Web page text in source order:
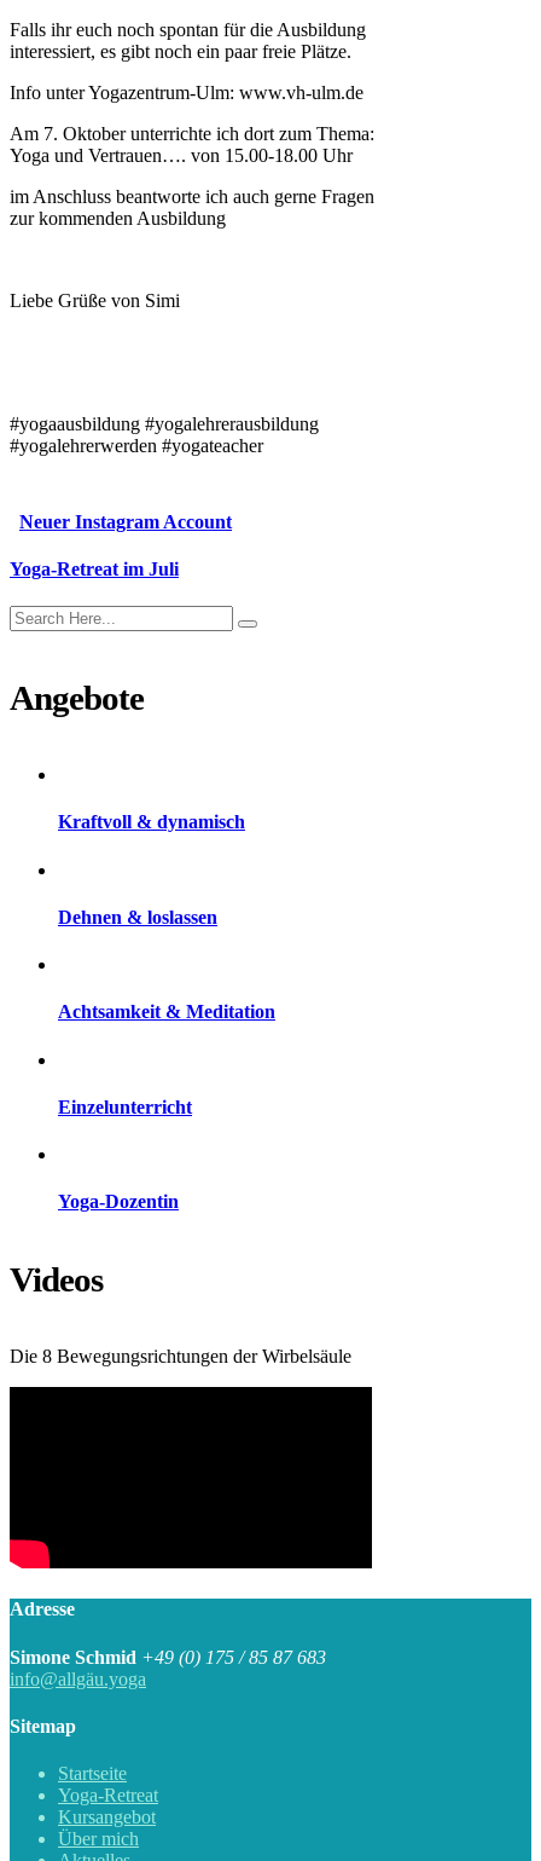
Falls ihr euch noch spontan für die Ausbildung
interessiert, es gibt noch ein paar freie Plätze.
Info unter Yogazentrum-Ulm: www.vh-ulm.de
Am 7. Oktober unterrichte ich dort zum Thema:
Yoga und Vertrauen…. von 15.00-18.00 Uhr
im Anschluss beantworte ich auch gerne Fragen
zur kommenden Ausbildung
Liebe Grüße von Simi
#yogaausbildung #yogalehrerausbildung
#yogalehrerwerden #yogateacher
Neuer Instagram Account
Yoga-Retreat im Juli
Angebote
Kraftvoll & dynamisch
Dehnen & loslassen
Achtsamkeit & Meditation
Einzelunterricht
Yoga-Dozentin
Videos
Die 8 Bewegungsrichtungen der Wirbelsäule
Adresse
Simone Schmid +49 (0) 175 / 85 87 683
info@allgäu.yoga
Sitemap
Startseite
Yoga-Retreat
Kursangebot
Über mich